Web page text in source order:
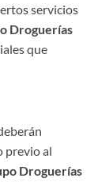
servicios
Droguerías
que
previo al
Droguerías